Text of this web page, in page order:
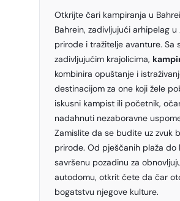
Otkrijte čari kampiranja u
Bahrein, zadivljujući arhipelag
prirode i tražitelje avanture. Sa
zadivljujućim krajolicima,
kombinira opuštanje i
destinacijom za one koji žele
iskusni kampist ili početnik,
nadahnuti nezaboravne
Zamislite da se budite uz zvuk
prirode. Od pješčanih plaža do
savršenu pozadinu za
autodomu, otkrit ćete da čar
bogatstvu njegove kulture.